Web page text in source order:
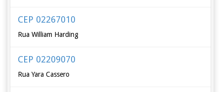
CEP 02267010
Rua William Harding
CEP 02209070
Rua Yara Cassero